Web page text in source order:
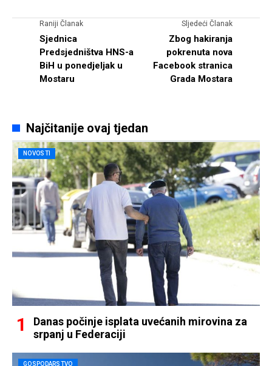
Raniji Članak
Sjednica
Predsjedništva HNS-a
BiH u ponedjeljak u
Mostaru
Sljedeći Članak
Zbog hakiranja
pokrenuta nova
Facebook stranica
Grada Mostara
Najčitanije ovaj tjedan
NOVOSTI
Danas počinje isplata uvećanih mirovina za
srpanj u Federaciji
GOSPODARSTVO